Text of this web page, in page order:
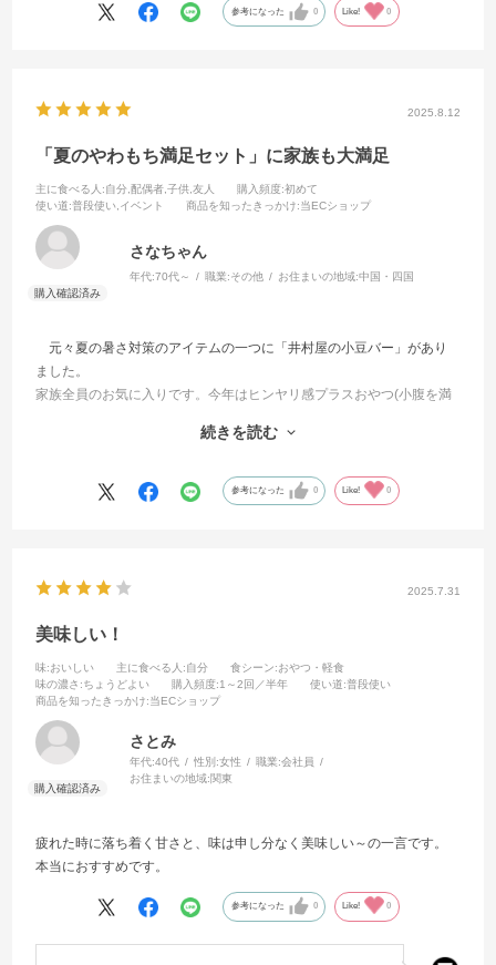
参考になった 0 Like! 0
2025.8.12
「夏のやわもち満足セット」に家族も大満足
主に食べる人 :自分,配偶者,子供,友人 購入頻度:初めて
使い道:普段使い,イベント 商品を知ったきっかけ:当ECショップ
さなちゃん
年代:70代～ 職業:その他 お住まいの地域:中国・四国
元々夏の暑さ対策のアイテムの一つに「井村屋の小豆バー」があり
ました。
家族全員のお気に入りです。今年はヒンヤリ感プラスおやつ(小腹を満
やわもちの入ったアイスセットにチャレンジしてみました。
其の二 みんなの好きなわらび餅 和三盆の風味が効いています
三種のやわ餅アイス 家族向けにおすすめです。
いな❣
ね
続きを読む
参考になった 0 Like! 0
2025.7.31
美味しい！
味:おいしい 主に食べる人 :自分 食シーン:おやつ・軽食
味の濃さ :ちょうどよい 購入頻度:1～2回／半年 使い道:普段使い
商品を知ったきっかけ:当ECショップ
さとみ
年代:40代 性別:女性 職業:会社員
お住まいの地域:関東
疲れた時に落ち着く甘さと、味は申し分なく美味しい～の一言です。
本当におすすめです。
参考になった 0 Like! 0